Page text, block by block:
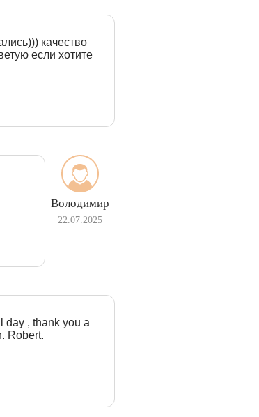
качество
если хотите
Володимир
22.07.2025
day , thank you a
Robert.